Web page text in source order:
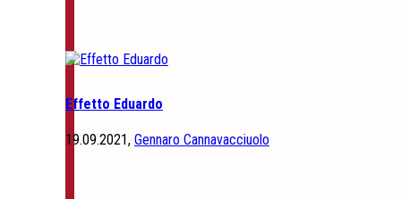
Effetto Eduardo
19.09.2021, Gennaro Cannavacciuolo